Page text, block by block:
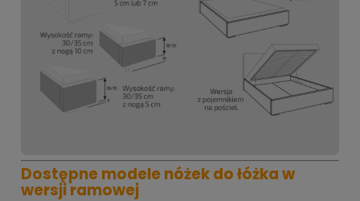
Dostępne modele nóżek do łóżka w
wersji ramowej